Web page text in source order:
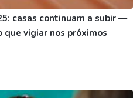
casas continuam a subir —
que vigiar nos próximos